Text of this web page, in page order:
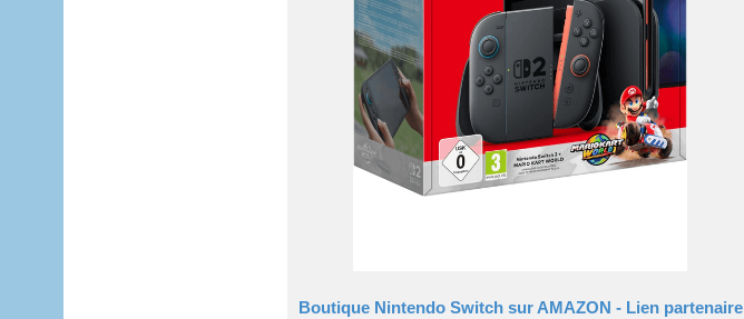
Boutique Nintendo Switch sur AMAZON - Lien partenaire